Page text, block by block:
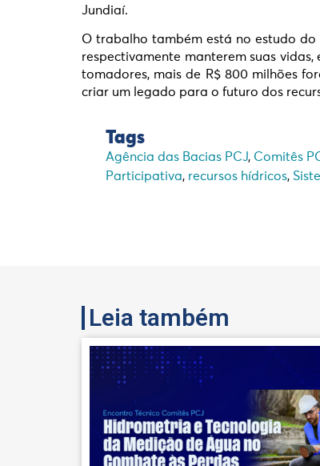
Jundiaí.
O trabalho também está no estudo
respectivamente manterem suas
tomadores, mais de R$ 800 milhões
criar um legado para o futuro dos
Tags
Agência das Bacias PCJ, Comitês
Participativa, recursos hídricos,
Leia também